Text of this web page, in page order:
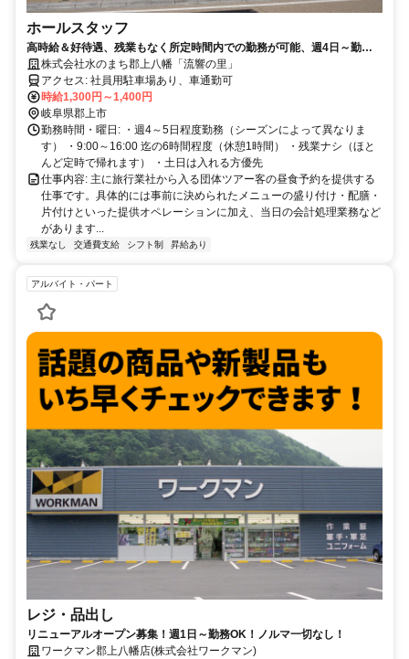
ホールスタッフ
高時給＆好待遇、残業もなく所定時間内での勤務が可能、週4日～勤務
OK株式会社水のまち郡上八幡「流響の里」
アクセス: 社員用駐車場あり、車通勤可
時給1,300円～1,400円
岐阜県郡上市
勤務時間・曜日: ・週4～5日程度勤務（シーズンによって異なりま
す） ・9:00～16:00 迄の6時間程度（休憩1時間） ・残業ナシ（ほと
んど定時で帰れます） ・土日は入れる方優先
仕事内容: 主に旅行業社から入る団体ツアー客の昼食予約を提供する
仕事です。具体的には事前に決められたメニューの盛り付け・配膳・
片付けといった提供オペレーションに加え、当日の会計処理業務など
があります...
残業なし 交通費支給 シフト制 昇給あり
アルバイト・パート
レジ・品出し
リニューアルオープン募集！週1日～勤務OK！ノルマ一切なし！
ワークマン郡上八幡店(株式会社ワークマン)